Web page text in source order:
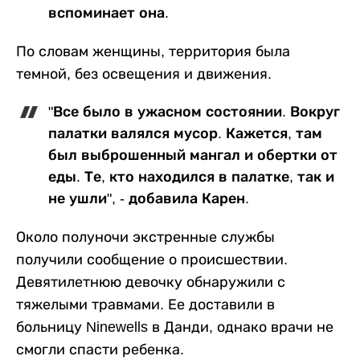
вспоминает она.
По словам женщины, территория была
темной, без освещения и движения.
"Все было в ужасном состоянии. Вокруг
палатки валялся мусор. Кажется, там
был выброшенный мангал и обертки от
еды. Те, кто находился в палатке, так и
не ушли", - добавила Карен.
Около полуночи экстренные службы
получили сообщение о происшествии.
Девятилетнюю девочку обнаружили с
тяжелыми травмами. Ее доставили в
больницу Ninewells в Данди, однако врачи не
смогли спасти ребенка.